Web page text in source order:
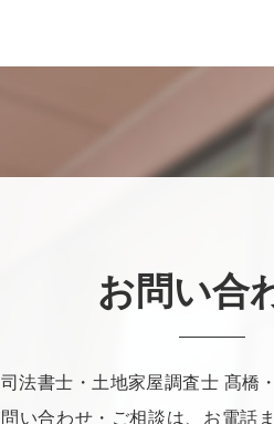
お問い合
司法書士・土地家屋調査士 髙橋
問い合わせ・ご相談は、お電話